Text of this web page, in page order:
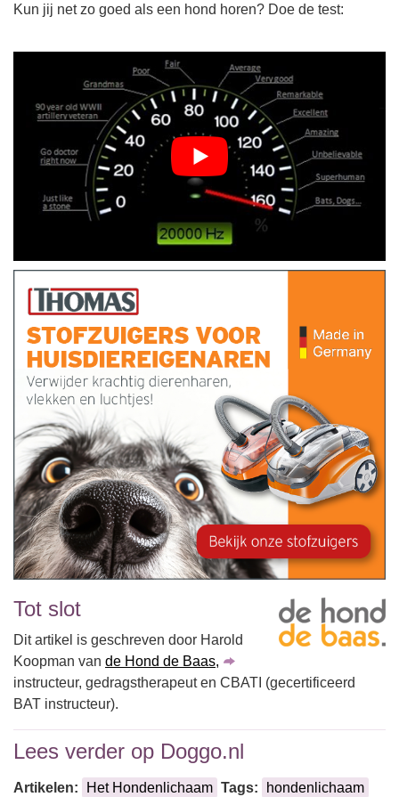
Kun jij net zo goed als een hond horen? Doe de test:
Tot slot
Dit artikel is geschreven door Harold
Koopman van de Hond de Baas,
instructeur, gedragstherapeut en CBATI (gecertificeerd
BAT instructeur).
Lees verder op Doggo.nl
Artikelen: Het Hondenlichaam Tags: hondenlichaam